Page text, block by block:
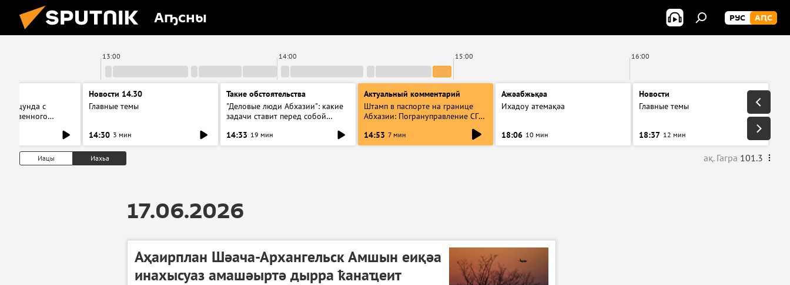
Аҧсны РУС АԤС
13:00 14:00 15:00 16:00
Пицунда с
Новости 14.30
Главные темы
14:30 3 мин
Такие обстоятельства
"Деловые люди Абхазии": какие
задачи ставит перед собой
14:33 19 мин
Актуальный комментарий
Штамп в паспорте на границе
Абхазии: Погрануправление СГБ
туристов
14:53 7 мин
Ажәабжьқәа
Ихадоу атемақәа
18:06 10 мин
Новости
Главные темы
18:37 12 мин
Иацы Иахьа ақ. Гагра 101.3
17.06.2026
Аҳаирплан Шәача-Архангельск Амшын еиқәа
инахысуаз амашәыртә дырра ҟанаҵеит